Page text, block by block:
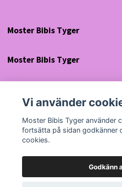
Moster Bibis Tyger
Moster Bibis Tyger
Org nr: 630910-5945
Vi använder
Moster Bibis Tyger använder
fortsätta på sidan godkänner
cookies.
Godkänn